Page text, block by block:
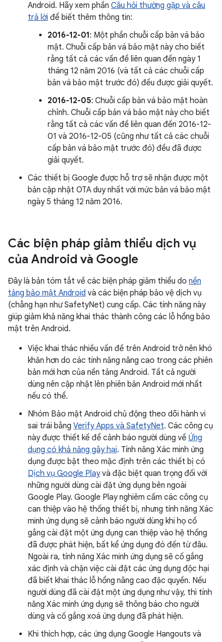
Android. Hãy xem phần Câu hỏi thường gặp và câu
trả lời để biết thêm thông tin:
2016-12-01: Một phần chuỗi cấp bản vá bảo
mật. Chuỗi cấp bản vá bảo mật này cho biết
rằng tất cả các vấn đề liên quan đến ngày 1
tháng 12 năm 2016 (và tất cả các chuỗi cấp
bản vá bảo mật trước đó) đều được giải quyết.
2016-12-05: Chuỗi cấp bản vá bảo mật hoàn
chỉnh. Chuỗi cấp bản vá bảo mật này cho biết
rằng tất cả các vấn đề liên quan đến 2016-12-
01 và 2016-12-05 (cũng như tất cả các chuỗi
cấp bản vá bảo mật trước đó) đều đã được
giải quyết.
Các thiết bị Google được hỗ trợ sẽ nhận được một
bản cập nhật OTA duy nhất với mức bản vá bảo mật
ngày 5 tháng 12 năm 2016.
Các biện pháp giảm thiểu dịch vụ
của Android và Google
Đây là bản tóm tắt về các biện pháp giảm thiểu do nền
tảng bảo mật Android và các biện pháp bảo vệ dịch vụ
(chẳng hạn như SafetyNet) cung cấp. Các tính năng này
giúp giảm khả năng khai thác thành công các lỗ hổng bảo
mật trên Android.
Việc khai thác nhiều vấn đề trên Android trở nên khó
khăn hơn do các tính năng nâng cao trong các phiên
bản mới hơn của nền tảng Android. Tất cả người
dùng nên cập nhật lên phiên bản Android mới nhất
nếu có thể.
Nhóm Bảo mật Android chủ động theo dõi hành vi
sai trái bằng Verify Apps và SafetyNet. Các công cụ
này được thiết kế để cảnh báo người dùng về Ứng
dụng có khả năng gây hại. Tính năng Xác minh ứng
dụng được bật theo mặc định trên các thiết bị có
Dịch vụ Google Playvà đặc biệt quan trọng đối với
những người dùng cài đặt ứng dụng bên ngoài
Google Play. Google Play nghiêm cấm các công cụ
can thiệp vào hệ thống thiết bị, nhưng tính năng Xác
minh ứng dụng sẽ cảnh báo người dùng khi họ cố
gắng cài đặt một ứng dụng can thiệp vào hệ thống
đã được phát hiện, bất kể ứng dụng đó đến từ đâu.
Ngoài ra, tính năng Xác minh ứng dụng sẽ cố gắng
xác định và chặn việc cài đặt các ứng dụng độc hại
đã biết khai thác lỗ hổng nâng cao đặc quyền. Nếu
người dùng đã cài đặt một ứng dụng như vậy, thì tính
năng Xác minh ứng dụng sẽ thông báo cho người
dùng và cố gắng xoá ứng dụng đã phát hiện.
Khi thích hợp, các ứng dụng Google Hangouts và